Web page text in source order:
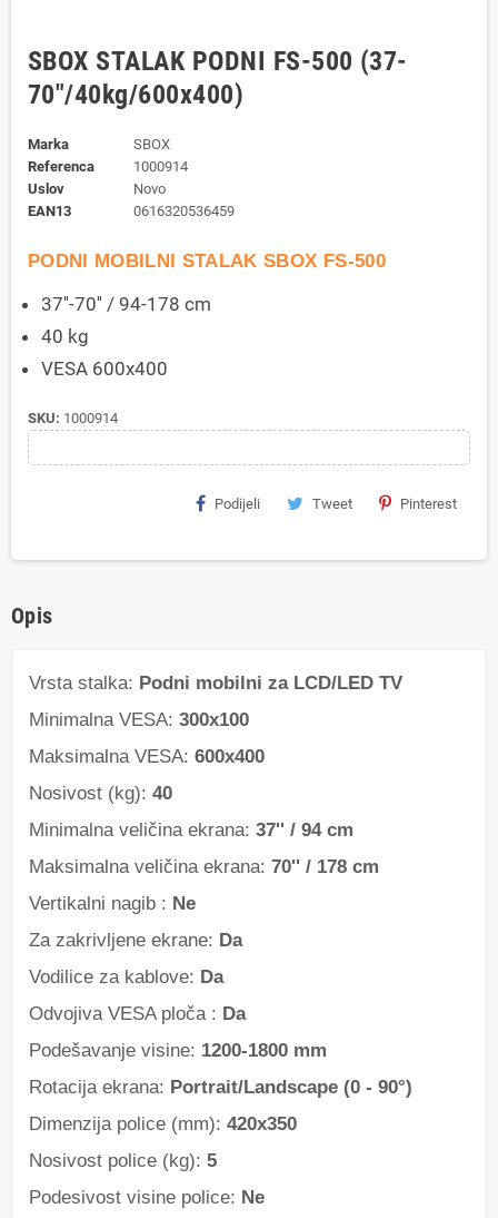
SBOX STALAK PODNI FS-500 (37-
70"/40kg/600x400)
Marka
SBOX
Referenca
1000914
Uslov
Novo
EAN13
0616320536459
PODNI MOBILNI STALAK SBOX FS-500
37''-70'' / 94-178 cm
40 kg
VESA 600x400
SKU: 1000914
Podijeli Tweet Pinterest
Opis
Vrsta stalka: Podni mobilni za LCD/LED TV
Minimalna VESA: 300x100
Maksimalna VESA: 600x400
Nosivost (kg): 40
Minimalna veličina ekrana: 37'' / 94 cm
Maksimalna veličina ekrana: 70'' / 178 cm
Vertikalni nagib : Ne
Za zakrivljene ekrane: Da
Vodilice za kablove: Da
Odvojiva VESA ploča : Da
Podešavanje visine: 1200-1800 mm
Rotacija ekrana: Portrait/Landscape (0 - 90°)
Dimenzija police (mm): 420x350
Nosivost police (kg): 5
Podesivost visine police: Ne